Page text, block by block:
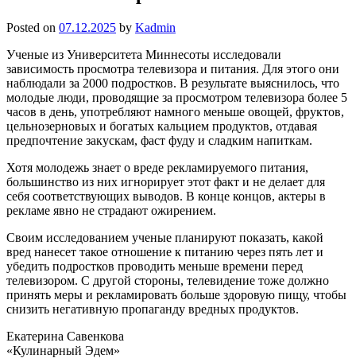
Posted on 07.12.2025 by Kadmin
Ученые из Университета Миннесоты исследовали
зависимость просмотра телевизора и питания. Для этого они
наблюдали за 2000 подростков. В результате выяснилось, что
молодые люди, проводящие за просмотром телевизора более 5
часов в день, употребляют намного меньше овощей, фруктов,
цельнозерновых и богатых кальцием продуктов, отдавая
предпочтение закускам, фаст фуду и сладким напиткам.
Хотя молодежь знает о вреде рекламируемого питания,
большинство из них игнорирует этот факт и не делает для
себя соответствующих выводов. В конце концов, актеры в
рекламе явно не страдают ожирением.
Своим исследованием ученые планируют показать, какой
вред нанесет такое отношение к питанию через пять лет и
убедить подростков проводить меньше времени перед
телевизором. С другой стороны, телевидение тоже должно
принять меры и рекламировать больше здоровую пищу, чтобы
снизить негативную пропаганду вредных продуктов.
Екатерина Савенкова
«Кулинарный Эдем»